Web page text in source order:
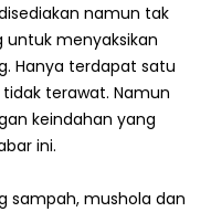
namun tak
menyaksikan
Hanya terdapat satu
terawat. Namun
keindahan yang
ini.
sampah, mushola dan